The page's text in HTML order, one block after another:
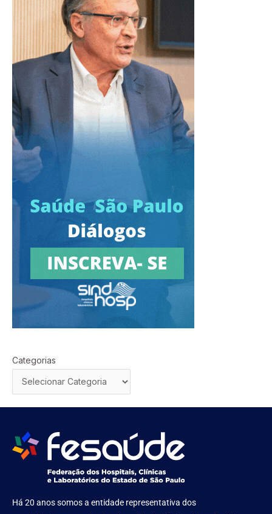
Categorias
Há 20 anos somos a entidade representativa dos